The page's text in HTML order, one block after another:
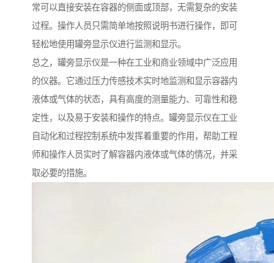
常可以直接安装在容器的侧面或顶部，无需复杂的安装
过程。操作人员只需简单地按照说明书进行操作，即可
轻松地使用罐旁显示仪进行监测和显示。
总之，罐旁显示仪是一种在工业和商业领域中广泛应用
的仪器。它通过压力传感技术实时地监测和显示容器内
液体或气体的状态，具有高度的测量能力、可靠性和稳
定性，以及易于安装和操作的特点。罐旁显示仪在工业
自动化和过程控制系统中发挥着重要的作用，帮助工程
师和操作人员实时了解容器内液体或气体的情况，并采
取必要的措施。